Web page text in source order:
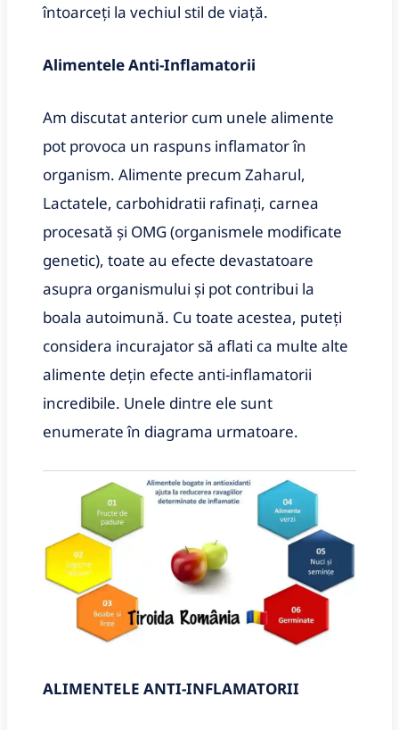
întoarceți la vechiul stil de viață.
Alimentele Anti-Inflamatorii
Am discutat anterior cum unele alimente
pot provoca un raspuns inflamator în
organism. Alimente precum Zaharul,
Lactatele, carbohidratii rafinați, carnea
procesată și OMG (organismele modificate
genetic), toate au efecte devastatoare
asupra organismului și pot contribui la
boala autoimună. Cu toate acestea, puteți
considera incurajator să aflati ca multe alte
alimente dețin efecte anti-inflamatorii
incredibile. Unele dintre ele sunt
enumerate în diagrama urmatoare.
ALIMENTELE ANTI-INFLAMATORII